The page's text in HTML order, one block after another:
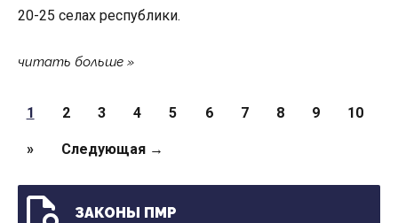
20-25 селах республики.
читать больше
Страницы
1 2 3 4 5 6 7 8 9 10
» Следующая →
ЗАКОНЫ ПМР